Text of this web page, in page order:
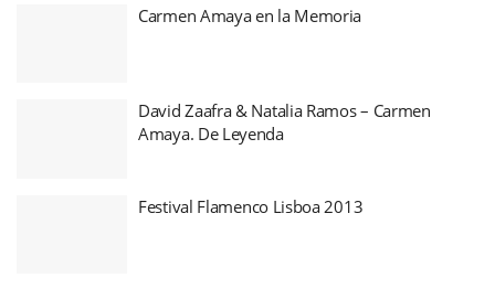
Carmen Amaya en la Memoria
David Zaafra & Natalia Ramos – Carmen
Amaya. De Leyenda
Festival Flamenco Lisboa 2013